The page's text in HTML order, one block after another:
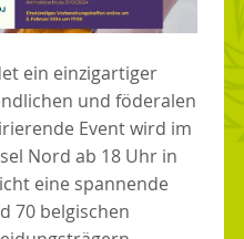
ein einzigartiger
und föderalen
Event wird im
Nord ab 18 Uhr in
eine spannende
70 belgischen